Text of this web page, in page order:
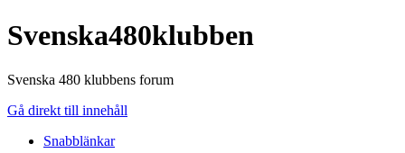
Svenska480klubben
Svenska 480 klubbens forum
Gå direkt till innehåll
Snabblänkar